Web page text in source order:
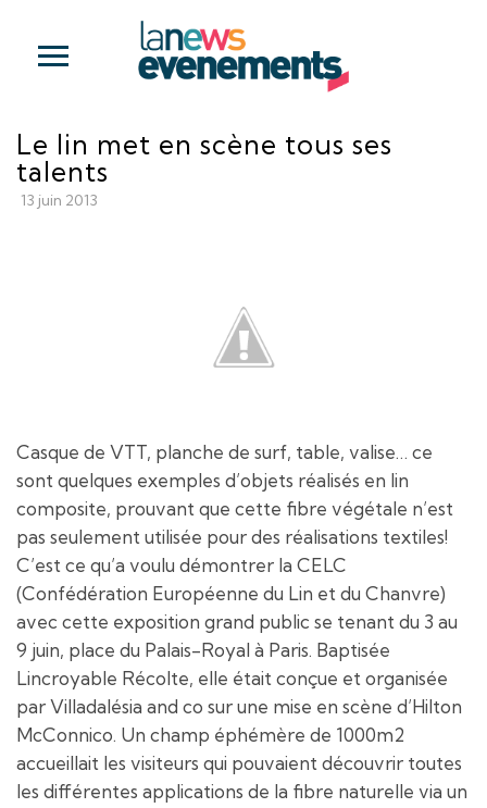
Le lin met en scène tous ses
talents
13 juin 2013
Casque de VTT, planche de surf, table, valise… ce
sont quelques exemples d’objets réalisés en lin
composite, prouvant que cette fibre végétale n’est
pas seulement utilisée pour des réalisations textiles!
C’est ce qu’a voulu démontrer la CELC
(Confédération Européenne du Lin et du Chanvre)
avec cette exposition grand public se tenant du 3 au
9 juin, place du Palais-Royal à Paris. Baptisée
Lincroyable Récolte, elle était conçue et organisée
par Villadalésia and co sur une mise en scène d’Hilton
McConnico. Un champ éphémère de 1000m2
accueillait les visiteurs qui pouvaient découvrir toutes
les différentes applications de la fibre naturelle via un